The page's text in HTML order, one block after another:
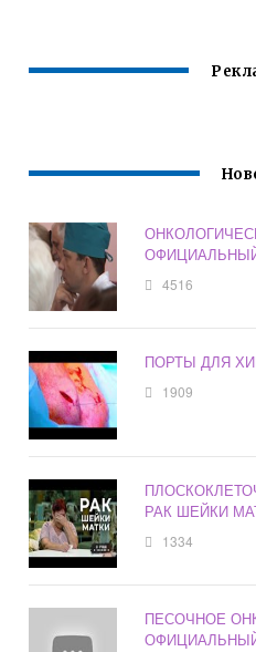
4516
ПОРТЫ ДЛЯ
1909
РАК ШЕЙКИ
1334
ПЕСОЧНОЕ